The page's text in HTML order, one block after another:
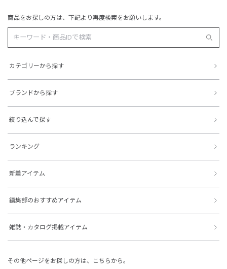
商品をお探しの方は、下記より再度検索をお願いします。
カテゴリーから探す
ブランドから探す
絞り込んで探す
ランキング
新着アイテム
編集部のおすすめアイテム
雑誌・カタログ掲載アイテム
その他ページをお探しの方は、こちらから。